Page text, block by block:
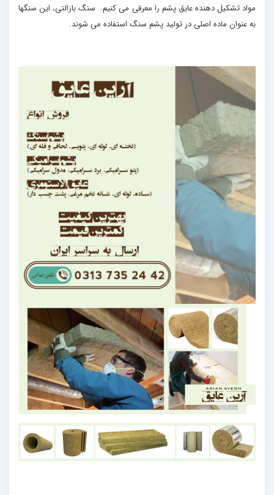
مواد تشکیل دهنده عایق پشم را معرفی می کنیم. سنگ بازالتی، این سنگها
به عنوان ماده اصلی در تولید پشم سنگ استفاده می شوند.